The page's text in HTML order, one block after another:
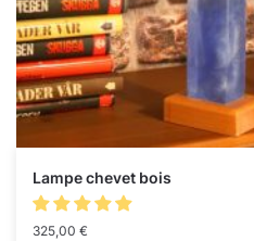
Lampe chevet bois
325,00 €